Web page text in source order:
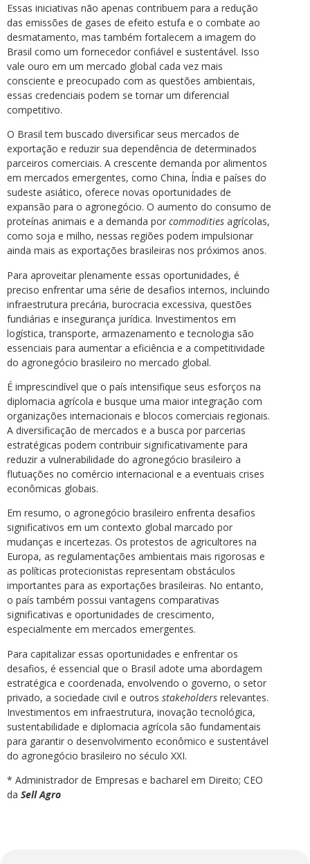
Essas iniciativas não apenas contribuem para a redução
das emissões de gases de efeito estufa e o combate ao
desmatamento, mas também fortalecem a imagem do
Brasil como um fornecedor confiável e sustentável. Isso
vale ouro em um mercado global cada vez mais
consciente e preocupado com as questões ambientais,
essas credenciais podem se tornar um diferencial
competitivo.
O Brasil tem buscado diversificar seus mercados de
exportação e reduzir sua dependência de determinados
parceiros comerciais. A crescente demanda por alimentos
em mercados emergentes, como China, Índia e países do
sudeste asiático, oferece novas oportunidades de
expansão para o agronegócio. O aumento do consumo de
proteínas animais e a demanda por commodities agrícolas,
como soja e milho, nessas regiões podem impulsionar
ainda mais as exportações brasileiras nos próximos anos.
Para aproveitar plenamente essas oportunidades, é
preciso enfrentar uma série de desafios internos, incluindo
infraestrutura precária, burocracia excessiva, questões
fundiárias e insegurança jurídica. Investimentos em
logística, transporte, armazenamento e tecnologia são
essenciais para aumentar a eficiência e a competitividade
do agronegócio brasileiro no mercado global.
É imprescindível que o país intensifique seus esforços na
diplomacia agrícola e busque uma maior integração com
organizações internacionais e blocos comerciais regionais.
A diversificação de mercados e a busca por parcerias
estratégicas podem contribuir significativamente para
reduzir a vulnerabilidade do agronegócio brasileiro a
flutuações no comércio internacional e a eventuais crises
econômicas globais.
Em resumo, o agronegócio brasileiro enfrenta desafios
significativos em um contexto global marcado por
mudanças e incertezas. Os protestos de agricultores na
Europa, as regulamentações ambientais mais rigorosas e
as políticas protecionistas representam obstáculos
importantes para as exportações brasileiras. No entanto,
o país também possui vantagens comparativas
significativas e oportunidades de crescimento,
especialmente em mercados emergentes.
Para capitalizar essas oportunidades e enfrentar os
desafios, é essencial que o Brasil adote uma abordagem
estratégica e coordenada, envolvendo o governo, o setor
privado, a sociedade civil e outros stakeholders relevantes.
Investimentos em infraestrutura, inovação tecnológica,
sustentabilidade e diplomacia agrícola são fundamentais
para garantir o desenvolvimento econômico e sustentável
do agronegócio brasileiro no século XXI.
* Administrador de Empresas e bacharel em Direito; CEO
da Sell Agro